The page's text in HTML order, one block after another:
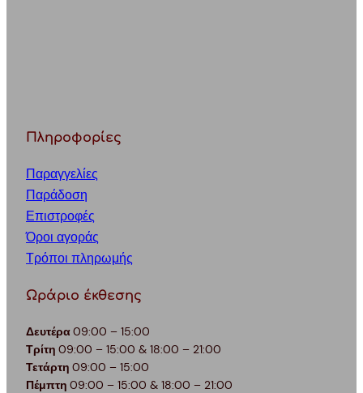
Πληροφορίες
Παραγγελίες
Παράδοση
Επιστροφές
Όροι αγοράς
Τρόποι πληρωμής
Ωράριο έκθεσης
Δευτέρα09:00 – 15:00
Τρίτη 09:00 – 15:00 & 18:00 – 21:00
Τετάρτη 09:00 – 15:00
Πέμπτη 09:00 – 15:00 & 18:00 – 21:00